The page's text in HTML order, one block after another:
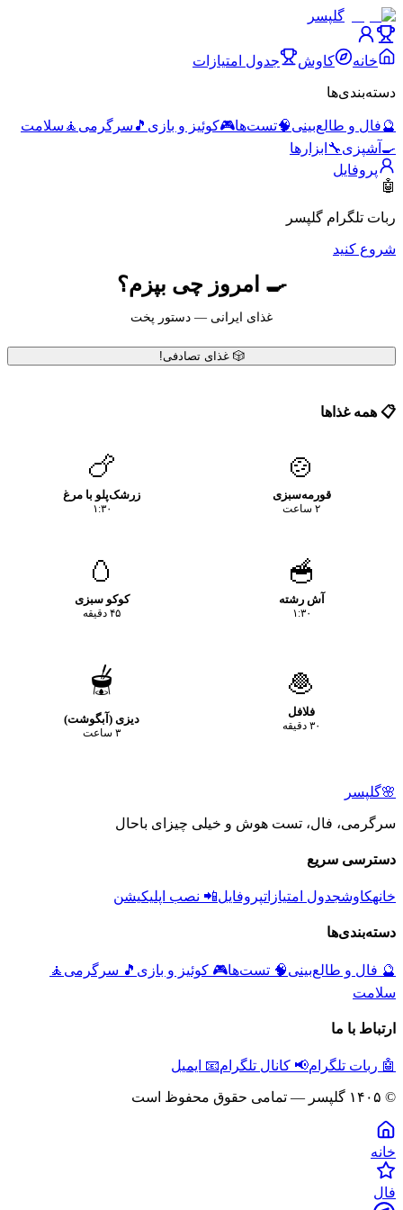
گلپسر
خانه کاوش جدول امتیازات
دسته‌بندی‌ها
🔮فال و طالع‌بینی🧠تست‌ها🎮کوئیز و بازی 🎵 سرگرمی 🧘 سلامت
🍳 آشپزی🔧 ابزارها
پروفایل
🤖
ربات تلگرام گلپسر
شروع کنید
🍳 امروز چی بپزم؟
غذای ایرانی — دستور پخت
🎲 غذای تصادفی!
📋 همه غذاها
🍲
قورمه‌سبزی
۲ ساعت
🍗
زرشک‌پلو با مرغ
۱:۳۰
🥣
آش رشته
۱:۳۰
🥚
کوکو سبزی
۴۵ دقیقه
🧆
فلافل
۳۰ دقیقه
🫕
دیزی (آبگوشت)
۳ ساعت
🌸گلپسر
سرگرمی، فال، تست هوش و خیلی چیزای باحال
دسترسی سریع
خانهکاوشجدول امتیازاتپروفایل📲 نصب اپلیکیشن
دسته‌بندی‌ها
🔮 فال و طالع‌بینی🧠 تست‌ها🎮 کوئیز و بازی 🎵 سرگرمی 🧘
سلامت
ارتباط با ما
🤖 ربات تلگرام📢 کانال تلگرام📧 ایمیل
© ۱۴۰۵ گلپسر — تمامی حقوق محفوظ است
خانه
فال